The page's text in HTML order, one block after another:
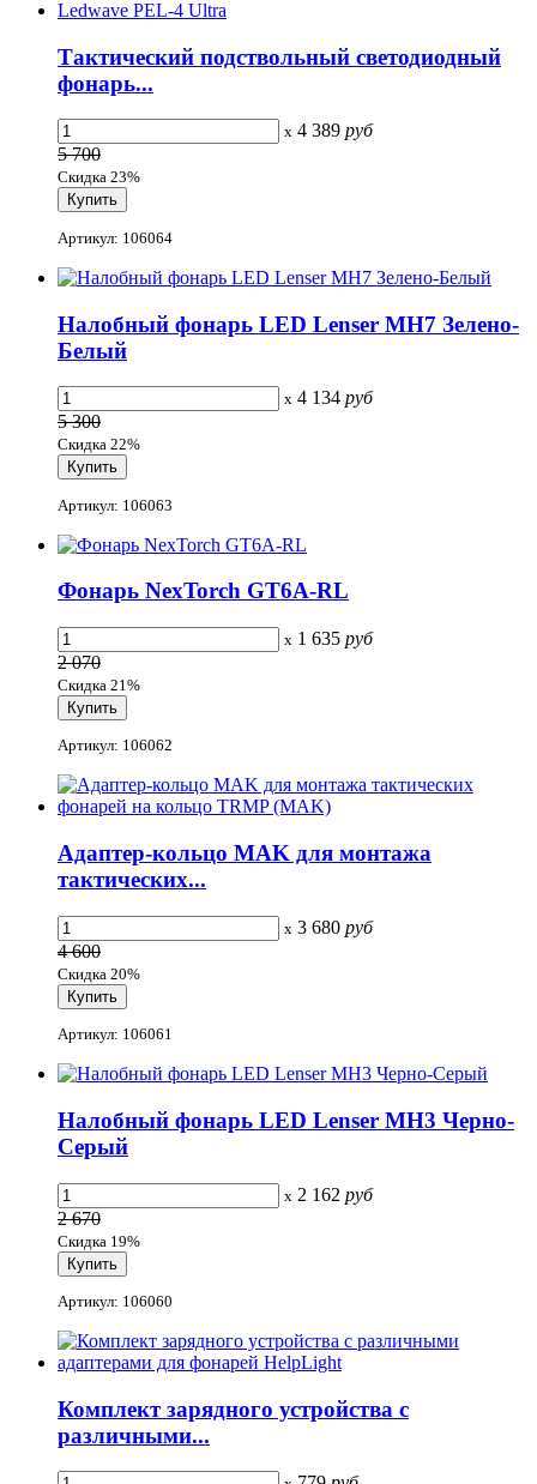
Тактический подствольный светодиодный
фонарь...
x 4 389 руб
5 700
Скидка 23%
Артикул: 106064
Налобный фонарь LED Lenser MH7 Зелено-
Белый
x 4 134 руб
5 300
Скидка 22%
Артикул: 106063
Фонарь NexTorch GT6A-RL
x 1 635 руб
2 070
Скидка 21%
Артикул: 106062
Адаптер-кольцо MAK для монтажа
тактических...
x 3 680 руб
4 600
Скидка 20%
Артикул: 106061
Налобный фонарь LED Lenser MH3 Черно-
Серый
x 2 162 руб
2 670
Скидка 19%
Артикул: 106060
Комплект зарядного устройства с
различными...